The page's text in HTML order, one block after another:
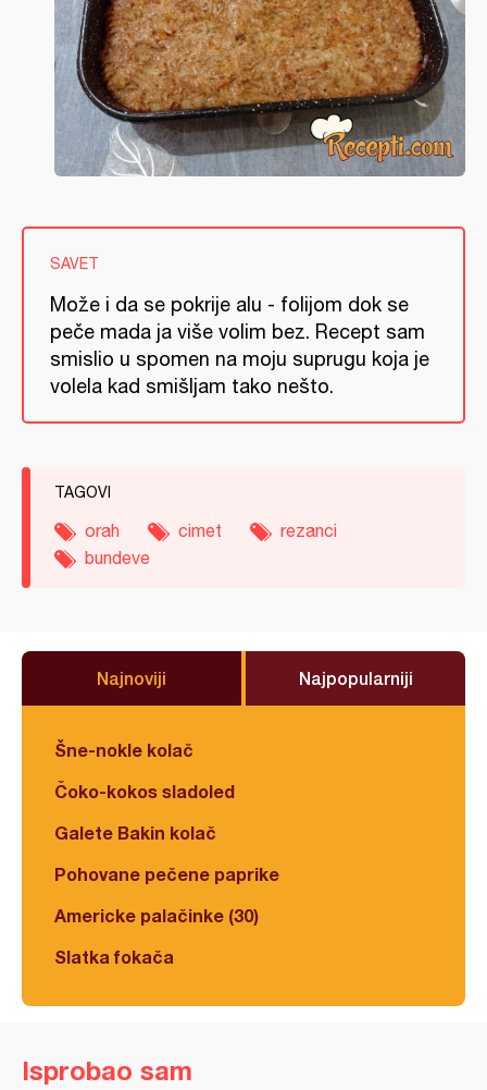
SAVET
Može i da se pokrije alu - folijom dok se
peče mada ja više volim bez. Recept sam
smislio u spomen na moju suprugu koja je
volela kad smišljam tako nešto.
TAGOVI
orah cimet
rezanci
bundeve
Najnoviji Najpopularniji
Šne-nokle kolač
Čoko-kokos sladoled
Galete Bakin kolač
Pohovane pečene paprike
Americke palačinke (30)
Slatka fokača
Isprobao sam